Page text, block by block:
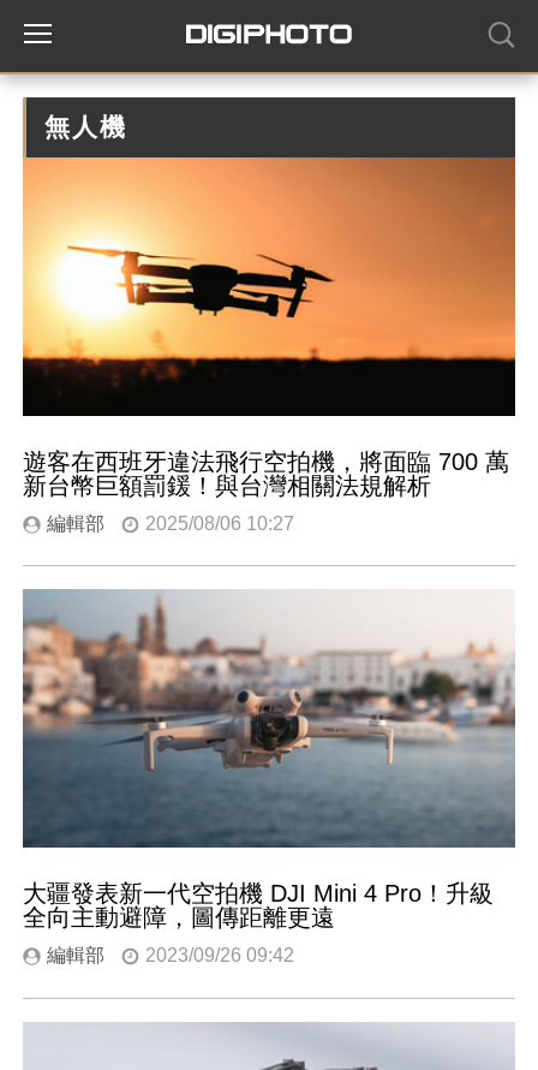
無人機
遊客在西班牙違法飛行空拍機，將面臨 700 萬
新台幣巨額罰鍰！與台灣相關法規解析
編輯部 2025/08/06 10:27
大疆發表新一代空拍機 DJI Mini 4 Pro！升級
全向主動避障，圖傳距離更遠
編輯部 2023/09/26 09:42